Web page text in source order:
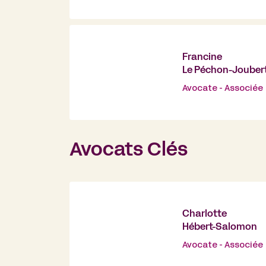
Francine
Le Péchon-
Avocate - Associée
Avocats Clés
Charlotte
Hébert-Salomon
Avocate - Associée